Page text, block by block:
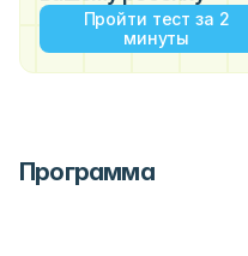
Пройти тест за 2
минуты
Программа